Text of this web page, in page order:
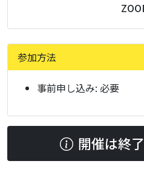
参加方法
事前申し込み: 必要
開催は終